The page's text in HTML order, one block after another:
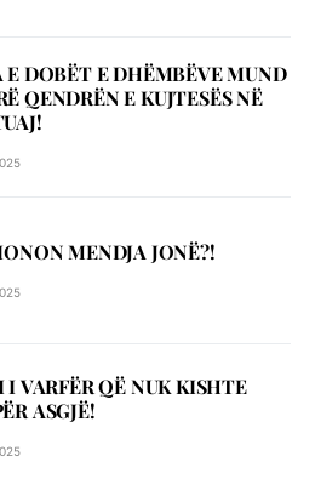
E DOBËT E DHËMBËVE MUND
QENDRËN E KUJTESËS NË
MENDJA JONË?!
I VARFËR QË NUK KISHTE
ASGJË!